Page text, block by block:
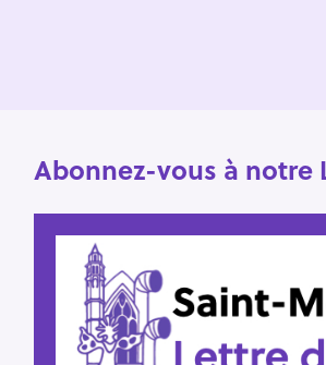
Abonnez-vous à notre